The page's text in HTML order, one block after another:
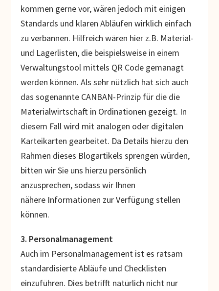
kommen gerne vor, wären jedoch mit einigen
Standards und klaren Abläufen wirklich einfach
zu verbannen. Hilfreich wären hier z.B. Material-
und Lagerlisten, die beispielsweise in einem
Verwaltungstool mittels QR Code gemanagt
werden können. Als sehr nützlich hat sich auch
das sogenannte CANBAN-Prinzip für die die
Materialwirtschaft in Ordinationen gezeigt. In
diesem Fall wird mit analogen oder digitalen
Karteikarten gearbeitet. Da Details hierzu den
Rahmen dieses Blogartikels sprengen würden,
bitten wir Sie uns hierzu persönlich
anzusprechen, sodass wir Ihnen
nähere Informationen zur Verfügung stellen
können.
3. Personalmanagement
Auch im Personalmanagement ist es ratsam
standardisierte Abläufe und Checklisten
einzuführen. Dies betrifft natürlich nicht nur